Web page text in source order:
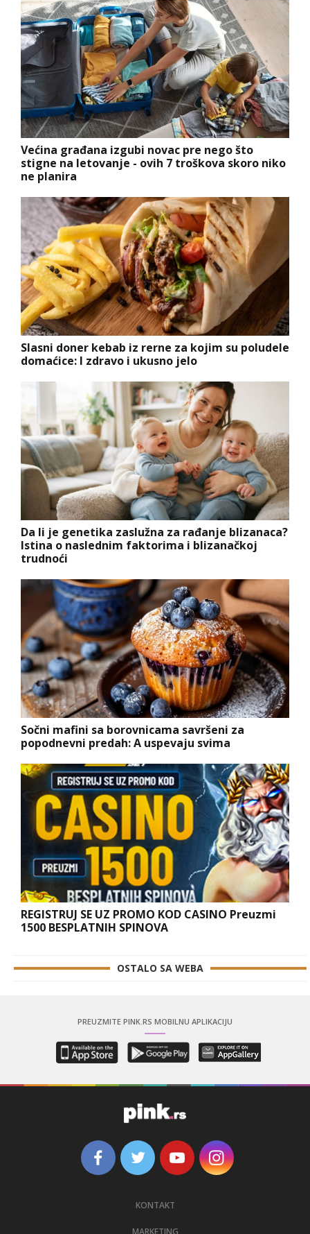
Većina građana izgubi novac pre nego što
stigne na letovanje - ovih 7 troškova skoro niko
ne planira
Slasni doner kebab iz rerne za kojim su poludele
domaćice: I zdravo i ukusno jelo
Da li je genetika zaslužna za rađanje blizanaca?
Istina o naslednim faktorima i blizanačkoj
trudnoći
Sočni mafini sa borovnicama savršeni za
popodnevni predah: A uspevaju svima
REGISTRUJ SE UZ PROMO KOD CASINO Preuzmi
1500 BESPLATNIH SPINOVA
OSTALO SA WEBA
PREUZMITE PINK.RS MOBILNU APLIKACIJU
KONTAKT
MARKETING